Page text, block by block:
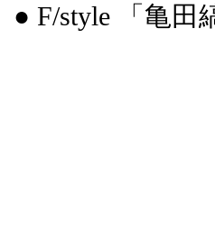
● F/style 「亀田